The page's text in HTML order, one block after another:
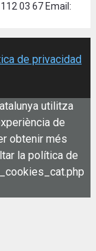
03 67 Email:
de privacidad
utilitza
de
obtenir més
la política de